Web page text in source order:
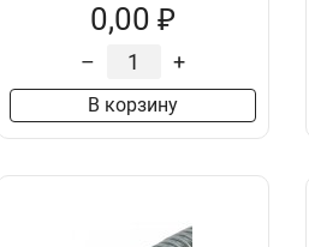
0,00 ₽
– +
В корзину